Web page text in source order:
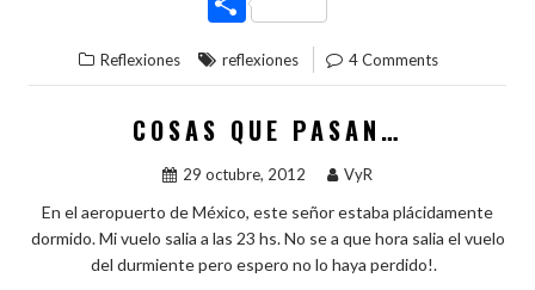
b er
er
es
t
m
bl
r
ke
dI
n
s
A
p
p
o
m
p
ar
ti
r
Reflexiones reflexiones 4 Comments
COSAS QUE PASAN…
29 octubre, 2012 VyR
En el aeropuerto de México, este señor estaba plácidamente
dormido. Mi vuelo salia a las 23 hs. No se a que hora salia el vuelo
del durmiente pero espero no lo haya perdido!.